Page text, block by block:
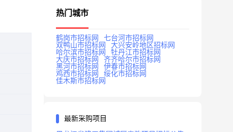
热门城市
鹤岗市招标网
七台河市招标网
双鸭山市招标网
大兴安岭地区招标网
哈尔滨市招标网
牡丹江市招标网
大庆市招标网
齐齐哈尔市招标网
黑河市招标网
伊春市招标网
鸡西市招标网
绥化市招标网
佳木斯市招标网
最新采购项目